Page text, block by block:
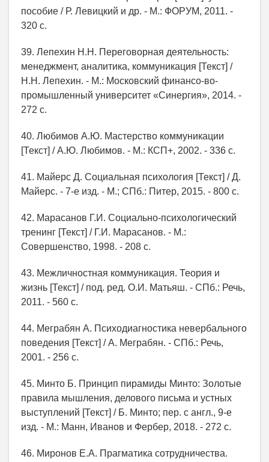
пособие / Р. Левицкий и др. - М.: ФОРУМ, 2011. -
320 с.
39. Лепехин Н.Н. Переговорная деятельность:
менеджмент, аналитика, коммуникация [Текст] /
Н.Н. Лепехин. - М.: Московский финансо-во-
промышленный университет «Синергия», 2014. -
272 с.
40. Любимов А.Ю. Мастерство коммуникации
[Текст] / А.Ю. Любимов. - М.: КСП+, 2002. - 336 с.
41. Майерс Д. Социальная психология [Текст] / Д.
Майерс. - 7-е изд. - М.; СПб.: Питер, 2015. - 800 с.
42. Марасанов Г.И. Социально-психологический
тренинг [Текст] / Г.И. Марасанов. - М.:
Совершенство, 1998. - 208 с.
43. Межличностная коммуникация. Теория и
жизнь [Текст] / под. ред. О.И. Матьяш. - СПб.: Речь,
2011. - 560 с.
44. Меграбян А. Психодиагностика невербального
поведения [Текст] / А. Меграбян. - СПб.: Речь,
2001. - 256 с.
45. Минто Б. Принцип пирамиды Минто: Золотые
правила мышления, делового письма и устных
выступлений [Текст] / Б. Минто; пер. с англ., 9-е
изд. - М.: Манн, Иванов и Фербер, 2018. - 272 с.
46. Миронов Е.А. Прагматика сотрудничества.